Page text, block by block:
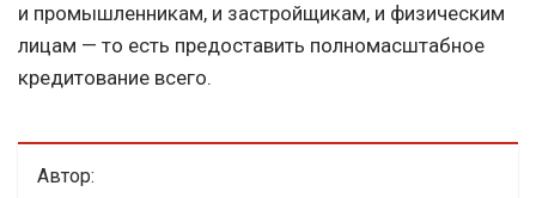
и промышленникам, и застройщикам, и физическим
лицам — то есть предоставить полномасштабное
кредитование всего.
Автор: